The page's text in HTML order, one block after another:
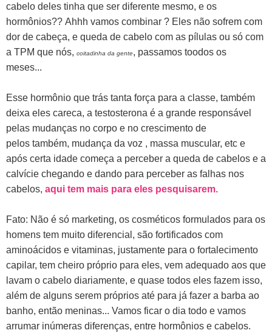
cabelo deles tinha que ser diferente mesmo, e os
hormônios?? Ahhh vamos combinar ? Eles não sofrem com
dor de cabeça, e queda de cabelo com as pílulas ou só com
a TPM que nós, coitadinha da gente, passamos toodos os
meses...
Esse hormônio que trás tanta força para a classe, também
deixa eles careca, a testosterona é a grande responsável
pelas mudanças no corpo e no crescimento de
pelos também, mudança da voz , massa muscular, etc e
após certa idade começa a perceber a queda de cabelos e a
calvície chegando e dando para perceber as falhas nos
cabelos, aqui tem mais para eles pesquisarem.
Fato: Não é só marketing, os cosméticos formulados para os
homens tem muito diferencial, são fortificados com
aminoácidos e vitaminas, justamente para o fortalecimento
capilar, tem cheiro próprio para eles, vem adequado aos que
lavam o cabelo diariamente, e quase todos eles fazem isso,
além de alguns serem próprios até para já fazer a barba ao
banho, então meninas... Vamos ficar o dia todo e vamos
arrumar inúmeras diferenças, entre hormônios e cabelos.